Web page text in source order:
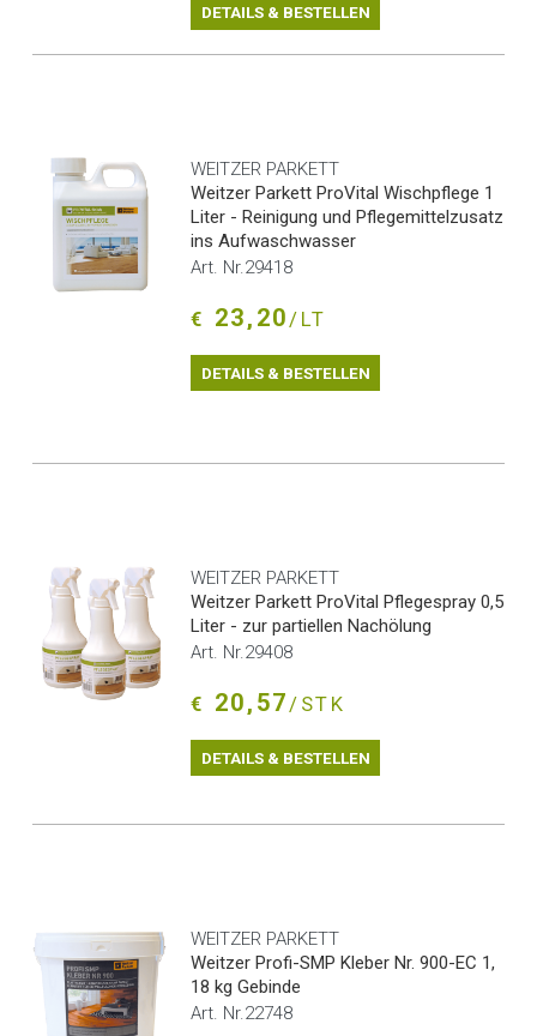
DETAILS & BESTELLEN
WEITZER PARKETT
Weitzer Parkett ProVital Wischpflege 1
Liter - Reinigung und Pflegemittelzusatz
ins Aufwaschwasser
Art. Nr.29418
€ 23,20/LT
DETAILS & BESTELLEN
WEITZER PARKETT
Weitzer Parkett ProVital Pflegespray 0,5
Liter - zur partiellen Nachölung
Art. Nr.29408
€ 20,57/STK
DETAILS & BESTELLEN
WEITZER PARKETT
Weitzer Profi-SMP Kleber Nr. 900-EC 1,
18 kg Gebinde
Art. Nr.22748